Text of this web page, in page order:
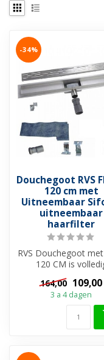
-34%
Douchegoot RVS
120 cm met
Uitneembaar
uitneembaar
haarfilter
RVS Douchegoot
120 CM is
uitgevoerd met
roestvrijstaal en
164,00 109,00
3 a 4 dagen